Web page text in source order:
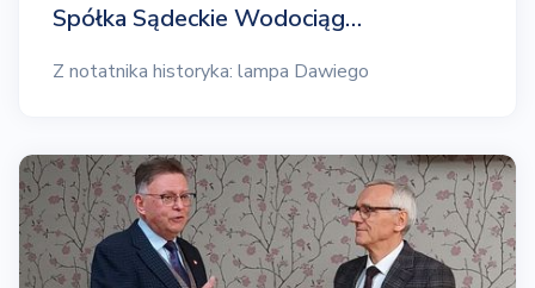
Spółka Sądeckie Wodociąg…
Z notatnika historyka: lampa Dawiego